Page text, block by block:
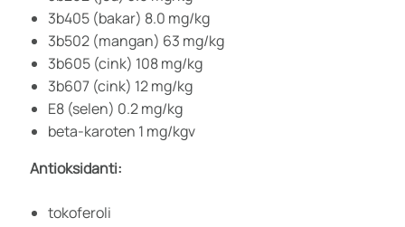
3b405 (bakar) 8.0 mg/kg
3b502 (mangan) 63 mg/kg
3b605 (cink) 108 mg/kg
3b607 (cink) 12 mg/kg
E8 (selen) 0.2 mg/kg
beta-karoten 1 mg/kgv
Antioksidanti:
tokoferoli